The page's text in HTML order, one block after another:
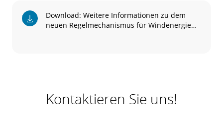
Download: Weitere Informationen zu dem
neuen Regelmechanismus für Windenergie
Kontaktieren Sie uns!